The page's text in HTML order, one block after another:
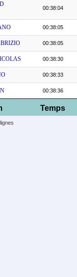
Temps
00:38:04
00:38:05
00:38:05
00:38:30
00:38:33
00:38:36